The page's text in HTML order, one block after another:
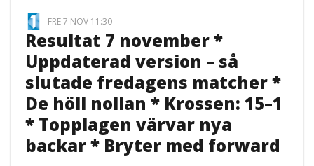
FRE 7 NOV 11:30
Resultat 7 november *
Uppdaterad version – så
slutade fredagens matcher *
De höll nollan * Krossen: 15–1
* Topplagen värvar nya
backar * Bryter med forward